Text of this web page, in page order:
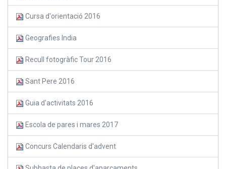
Cursa d'orientació 2016
Geografies India
Recull fotogràfic Tour 2016
Sant Pere 2016
Guia d'activitats 2016
Escola de pares i mares 2017
Concurs Calendaris d'advent